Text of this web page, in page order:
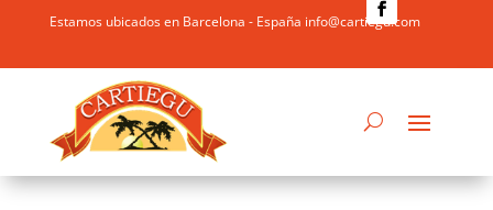
Estamos ubicados en Barcelona - España info@cartiegu.com